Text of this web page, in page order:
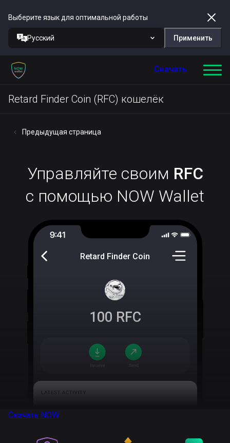
Выберите язык для оптимальной работы
Русский Применить
Скачать
Retard Finder Coin (RFC) кошелёк
Предыдущая страница
Управляйте своим RFC
с помощью NOW Wallet
Retard Finder Coin
100 RFC
Скачать NOW